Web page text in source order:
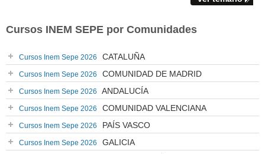
Cursos INEM SEPE por Comunidades
Cursos Inem Sepe 2026 CATALUÑA
Cursos Inem Sepe 2026 COMUNIDAD DE MADRID
Cursos Inem Sepe 2026 ANDALUCÍA
Cursos Inem Sepe 2026 COMUNIDAD VALENCIANA
Cursos Inem Sepe 2026 PAÍS VASCO
Cursos Inem Sepe 2026 GALICIA